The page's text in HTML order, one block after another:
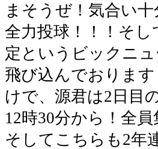
まそうぜ！気合い
全力投球！！！そし
定というビックニュ
飛び込んでおりま
けで、源君は2日目
12時30分から！全
そしてこちらも2年